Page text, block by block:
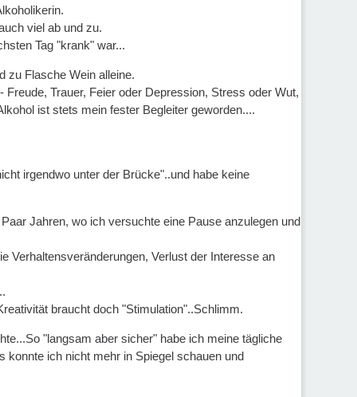
viel ab und zu.
Tag "krank" war...
zu Flasche Wein alleine.
Trauer, Feier oder Depression, Stress oder Wut,
ist stets mein fester Begleiter geworden....
irgendwo unter der Brücke"..und habe keine
Jahren, wo ich versuchte eine Pause anzulegen und
Verhaltensveränderungen, Verlust der Interesse an
braucht doch "Stimulation"..Schlimm.
"langsam aber sicher" habe ich meine tägliche
konnte ich nicht mehr in Spiegel schauen und